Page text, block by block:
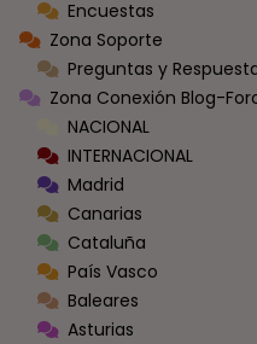
Encuestas
Zona Soporte
Preguntas y
Zona Conexión Blog-
NACIONAL
INTERNACIONAL
Madrid
Canarias
Cataluña
País Vasco
Baleares
Asturias